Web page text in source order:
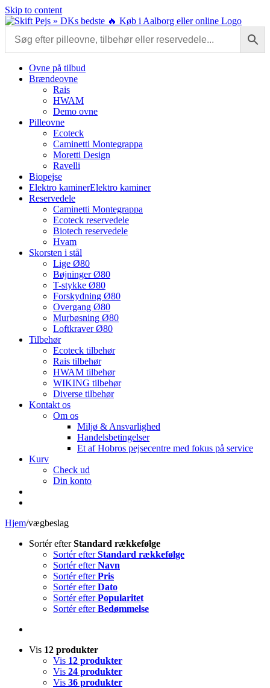
Skip to content
Ovne på tilbud
Brændeovne
Rais
HWAM
Demo ovne
Pilleovne
Ecoteck
Caminetti Montegrappa
Moretti Design
Ravelli
Biopejse
Elektro kaminerElektro kaminer
Reservedele
Caminetti Montegrappa
Ecoteck reservedele
Biotech reservedele
Hvam
Skorsten i stål
Lige Ø80
Bøjninger Ø80
T-stykke Ø80
Forskydning Ø80
Overgang Ø80
Murbøsning Ø80
Loftkraver Ø80
Tilbehør
Ecoteck tilbehør
Rais tilbehør
HWAM tilbehør
WIKING tilbehør
Diverse tilbehør
Kontakt os
Om os
Miljø & Ansvarlighed
Handelsbetingelser
Et af Hobros pejsecentre med fokus på service
Kurv
Check ud
Din konto
Hjem/vægbeslag
Sortér efterStandard rækkefølge
Sortér efterStandard rækkefølge
Sortér efterNavn
Sortér efterPris
Sortér efterDato
Sortér efterPopularitet
Sortér efterBedømmelse
Vis 12 produkter
Vis 12 produkter
Vis 24 produkter
Vis 36 produkter